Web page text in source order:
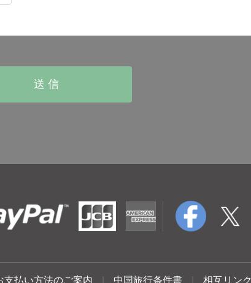
支払い方法のご案内 中国旅行条件書 相互リンク